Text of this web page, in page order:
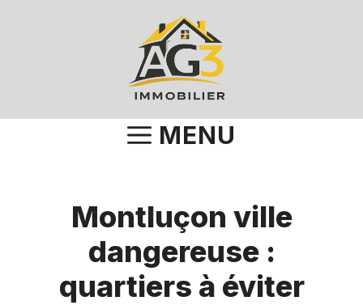
MENU
Montluçon ville
dangereuse :
quartiers à éviter